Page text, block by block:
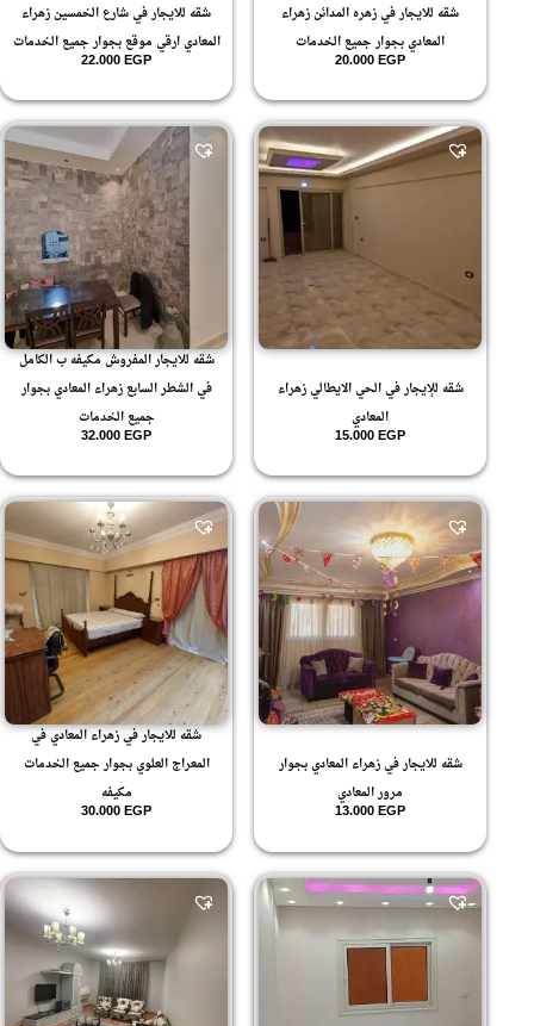
ارضي بجاردن
ارضي مرتفع
ارضي منخفض
ارضي وبيزمينت
الارضي
الاول علوي
بيزمينت
شقه للايجار في زهره المدائن زهراء
المعادي بجوار جميع الخدمات
20.000EGP
شقه للايجار في شارع الخمسين زهراء
المعادي ارقي موقع بجوار جميع الخدمات
22.000EGP
شقه للإيجار في الحي الايطالي زهراء
المعادي
15.000EGP
شقه للايجار المفروش مكيفه ب الكامل
في الشطر السابع زهراء المعادي بجوار
جميع الخدمات
32.000EGP
شقه للايجار في زهراء المعادي بجوار
مرور المعادي
13.000EGP
شقه للايجار في زهراء المعادي في
المعراج العلوي بجوار جميع الخدمات
مكيفه
30.000EGP